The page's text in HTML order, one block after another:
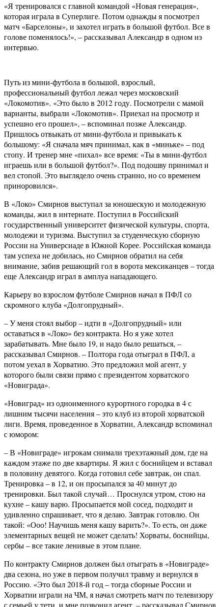
«Я тренировался с главной командой «Новая генерация»,
которая играла в Суперлиге. Потом однажды я посмотрел
матч «Барселоны», и захотел играть в большой футбол. Все в
голове поменялось!», – рассказывал Александр в одном из
интервью.
Путь из мини-футбола в большой, взрослый,
профессиональный футбол лежал через московский
«Локомотив». «Это было в 2012 году. Посмотрели с мамой
варианты, выбрали «Локомотив». Приехал на просмотр и
успешно его прошел», – вспоминал позже Александр.
Пришлось отвыкать от мини-футбола и привыкать к
большому: «Я сначала мяч принимал, как в «миньке» – под
стопу. И тренер мне «пихал» все время: «Ты в мини-футбол
играешь или в большой футбол?». Под подошву принимал и
вел стопой. Это выглядело очень странно, но со временем
приноровился».
В «Локо» Смирнов выступал за юношескую и молодежную
команды, жил в интернате. Поступил в Российский
государственный университет физической культуры, спорта,
молодежи и туризма. Выступил за студенческую сборную
России на Универсиаде в Южной Корее. Российская команда
там успеха не добилась, но Смирнов обратил на себя
внимание, забив решающий гол в ворота мексиканцев – тогда
еще Александр играл в амплуа нападающего.
Карьеру во взрослом футболе Смирнов начал в ПФЛ со
скромного клуба «Долгопрудный».
– У меня стоял выбор – идти в «Долгопрудный» или
оставаться в «Локо» без контракта. Но я уже хотел
зарабатывать. Мне было 19, и надо было решаться, –
рассказывал Смирнов. – Полтора года отыграл в ПФЛ, а
потом уехал в Хорватию. Это предложил мой агент, у
которого были связи прямо с президентом хорватского
«Новиграда».
«Новиград» из одноименного курортного городка в 4 с
лишним тысячи населения – это клуб из второй хорватской
лиги. Время, проведенное в Хорватии, Александр вспоминал
с юмором:
– В «Новиграде» игрокам снимали трехэтажный дом, где на
каждом этаже по две квартиры. Я жил с боснийцем и вставал
в половину девятого. Когда готовил себе завтрак, он спал.
Тренировка – в 12, и он просыпался за 40 минут до
тренировки. Был такой случай… Проснулся утром, стою на
кухне – кашу варю. Просыпается мой сосед, подходит и
удивленно спрашивает, что я делаю. Завтрак готовлю. Он
такой: «Ооо! Научишь меня кашу варить?». То есть, он даже
элементарных вещей не может сделать! Хорваты, боснийцы,
сербы – все такие ленивые в этом плане.
По контракту Смирнов должен был отыграть в «Новиграде»
два сезона, но уже в первом получил травму и вернулся в
Россию. «Это был 2018-й год – тогда сборные России и
Хорватии играли на ЧМ, я начал смотреть матч по телевизору
с семьей у тети, и мне позвонил агент, – рассказывал Смирнов